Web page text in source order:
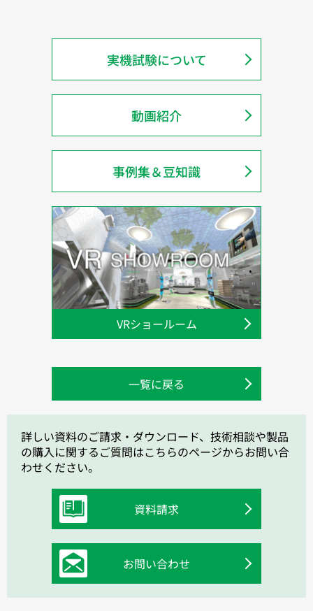
実機試験について
動画紹介
事例集＆豆知識
VRショールーム
一覧に戻る
詳しい資料のご請求・ダウンロード、技術相談や製品
の購入に関するご質問はこちらのページからお問い合
わせください。
資料請求
お問い合わせ